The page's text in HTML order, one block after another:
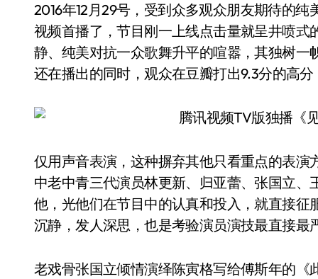
2016年12月29号，受到众多观众朋友期待的纯美网络综艺《见字如面》第一期合集版终于在腾讯
视频首播了，节目刚一上线点击量就呈井喷
静、纯美对抗一众歌舞升平的喧嚣，其独树
还在播出的同时，观众在豆瓣打出9.3分的高
仅用声音表演，这种摒弃其他只看重点的表
中老中青三代演员林更新、归亚蕾、张国立
他，光他们在节目中的认真和投入，就直接
沉静，发人深思，也是考验演员演技最直接最
老戏骨张国立倾情演绎陈寅格写给傅斯年的《